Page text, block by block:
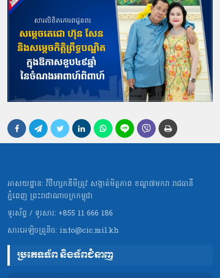
អាសយដ្ឋាន: វិថីហ្សកឌីមីត្រូវ សង្កាត់មិត្ដភាព ខណ្ឌ៧មករា រាជធានី
ភ្នំពេញ ព្រះរាជាណាចក្រកម្ពុជា
ទូរស័ព្ទ / ទូរសារ: +855 11 666 186
សារអេឡិចត្រូនិច: info@cic.mil.kh
ប្រភេទទ័ព និងទ័ពជំនាញ